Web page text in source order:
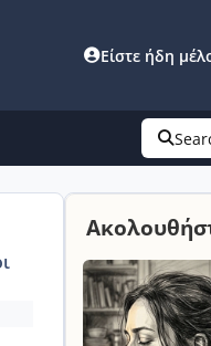
Είστε ήδη